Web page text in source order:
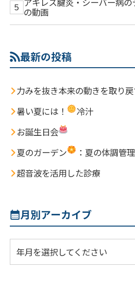
の動画
最新の投稿
力みを抜き本来の動きを取り
暑い夏には！
冷汁
お誕生日会
夏のガーデン
：夏の体調管
超音波を活用した診療
月別アーカイブ
年月を選択してください